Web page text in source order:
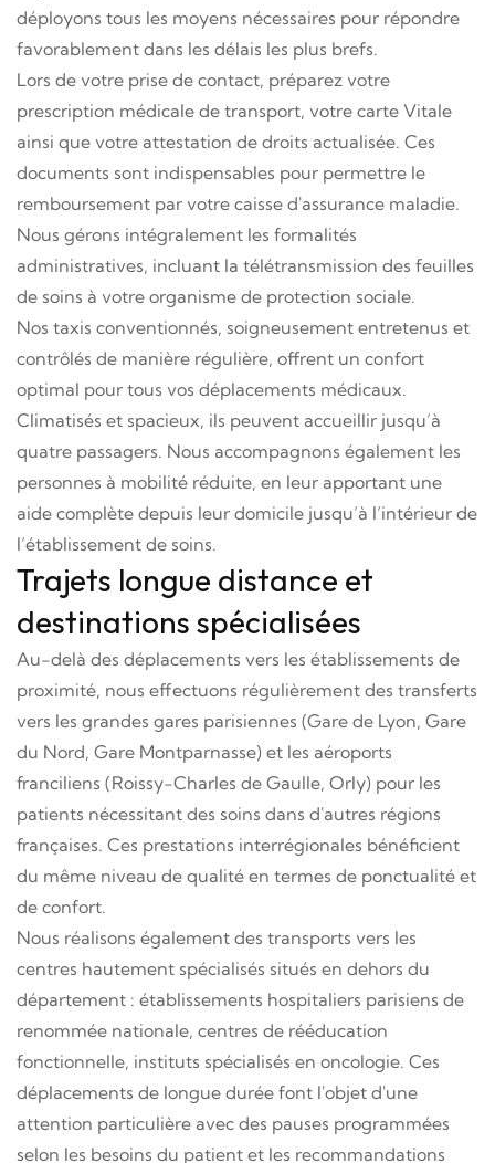
déployons tous les moyens nécessaires pour répondre
favorablement dans les délais les plus brefs.
Lors de votre prise de contact, préparez votre
prescription médicale de transport, votre carte Vitale
ainsi que votre attestation de droits actualisée. Ces
documents sont indispensables pour permettre le
remboursement par votre caisse d'assurance maladie.
Nous gérons intégralement les formalités
administratives, incluant la télétransmission des feuilles
de soins à votre organisme de protection sociale.
Nos taxis conventionnés, soigneusement entretenus et
contrôlés de manière régulière, offrent un confort
optimal pour tous vos déplacements médicaux.
Climatisés et spacieux, ils peuvent accueillir jusqu’à
quatre passagers. Nous accompagnons également les
personnes à mobilité réduite, en leur apportant une
aide complète depuis leur domicile jusqu’à l’intérieur de
l’établissement de soins.
Trajets longue distance et
destinations spécialisées
Au-delà des déplacements vers les établissements de
proximité, nous effectuons régulièrement des transferts
vers les grandes gares parisiennes (Gare de Lyon, Gare
du Nord, Gare Montparnasse) et les aéroports
franciliens (Roissy-Charles de Gaulle, Orly) pour les
patients nécessitant des soins dans d'autres régions
françaises. Ces prestations interrégionales bénéficient
du même niveau de qualité en termes de ponctualité et
de confort.
Nous réalisons également des transports vers les
centres hautement spécialisés situés en dehors du
département : établissements hospitaliers parisiens de
renommée nationale, centres de rééducation
fonctionnelle, instituts spécialisés en oncologie. Ces
déplacements de longue durée font l'objet d'une
attention particulière avec des pauses programmées
selon les besoins du patient et les recommandations